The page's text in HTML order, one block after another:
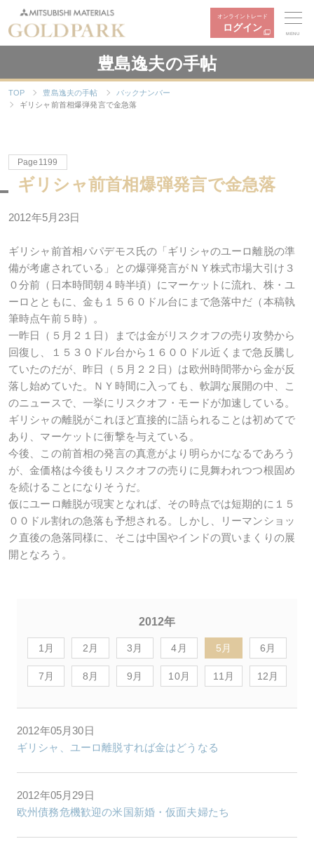
オンライントレード
ログイン
MENU
豊島逸夫の手帖
TOP 豊島逸夫の手帖
バックナンバー
ギリシャ前首相爆弾発言で金急落
Page1199
ギリシャ前首相爆弾発言で金急落
2012年5月23日
ギリシャ前首相パパデモス氏の「ギリシャのユーロ離脱の準
備が考慮されている」との爆弾発言がＮＹ株式市場大引け３
０分前（日本時間朝４時半頃）にマーケットに流れ、株・ユ
ーロとともに、金も１５６０ドル台にまで急落中だ（本稿執
筆時点午前５時）。
一昨日（５月２１日）までは金がリスクオフの売り攻勢から
回復し、１５３０ドル台から１６００ドル近くまで急反騰し
ていたのだが、昨日（５月２２日）は欧州時間帯から金が反
落し始めていた。ＮＹ時間に入っても、軟調な展開の中、こ
のニュースで、一挙にリスクオフ・モードが加速している。
ギリシャの離脱がこれほど直接的に語られることは初めてで
あり、マーケットに衝撃を与えている。
今後、この前首相の発言の真意がより明らかになるであろう
が、金価格は今後もリスクオフの売りに見舞われつつ根固め
を続けることになりそうだ。
仮にユーロ離脱が現実となれば、その時点では短期的に１５
００ドル割れの急落も予想される。しかし、リーマンショッ
ク直後の急落同様に、そこは中国やインドの買いまくりの展
開となろう。
2012年
1月 2月 3月 4月 5月 6月
7月 8月 9月 10月 11月 12月
2012年05月30日
ギリシャ、ユーロ離脱すれば金はどうなる
2012年05月29日
欧州債務危機歓迎の米国新婚・仮面夫婦たち